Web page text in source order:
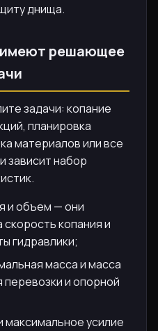
днища.
имеют решающее
задачи: копание
планировка
материалов или все
зависит набор
и объем — они
копания и
гидравлики;
масса и масса
перевозки и опорной
максимальное усилие